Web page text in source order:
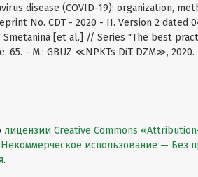
disease (COVID-19): organization,
No. CDT - 2020 - II. Version 2 dated
Smetanina [et al.] // Series "The best
65. - M.: GBUZ ≪NPKTs DiT DZM≫, 2020.
лицензии Creative Commons
использование — Без
.